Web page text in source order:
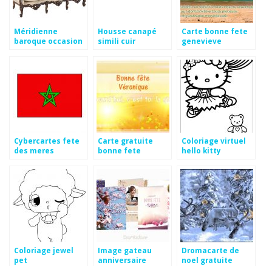
Méridienne
baroque occasion
Housse canapé
simili cuir
Carte bonne fete
genevieve
Cybercartes fete
des meres
Carte gratuite
bonne fete
Coloriage virtuel
hello kitty
Coloriage jewel
pet
Image gateau
anniversaire
Dromacarte de
noel gratuite